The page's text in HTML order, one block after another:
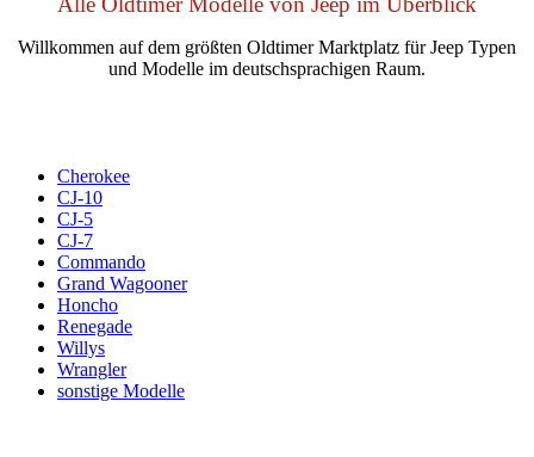
Willkommen auf dem größten Oldtimer Marktplatz für Jeep Typen
und Modelle im deutschsprachigen Raum.
Cherokee
CJ-10
CJ-5
CJ-7
Commando
Grand Wagooner
Honcho
Renegade
Willys
Wrangler
sonstige Modelle